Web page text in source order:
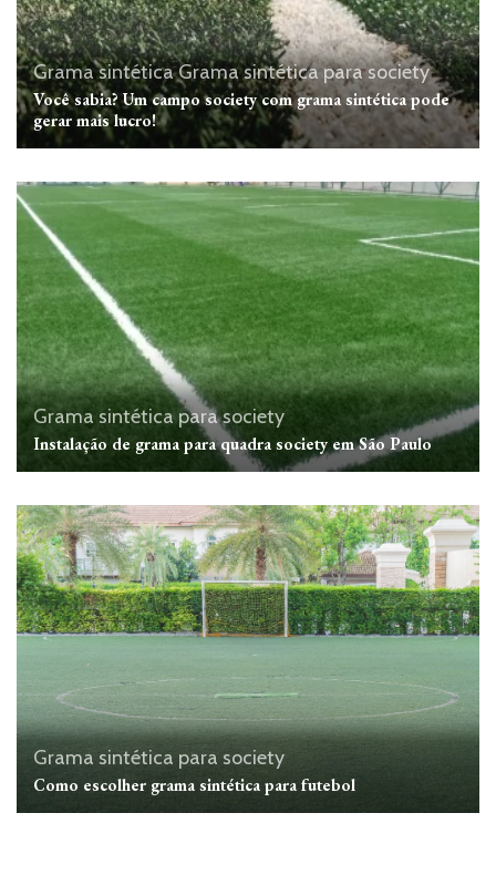
Grama sintéticaGrama sintética para society
Você sabia? Um campo society com grama sintética pode
gerar mais lucro!
Grama sintética para society
Instalação de grama para quadra society em São Paulo
Grama sintética para society
Como escolher grama sintética para futebol